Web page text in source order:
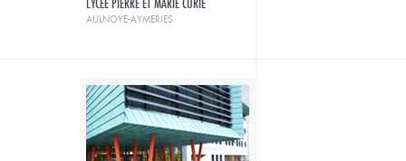
LYCÉE PIERRE ET MARIE CURIE
aulnoye-aymeries